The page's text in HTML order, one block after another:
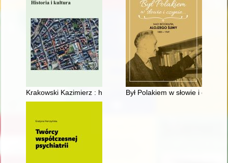
Krakowski Kazimierz : historia i kulturaBył Polakiem w słowie i